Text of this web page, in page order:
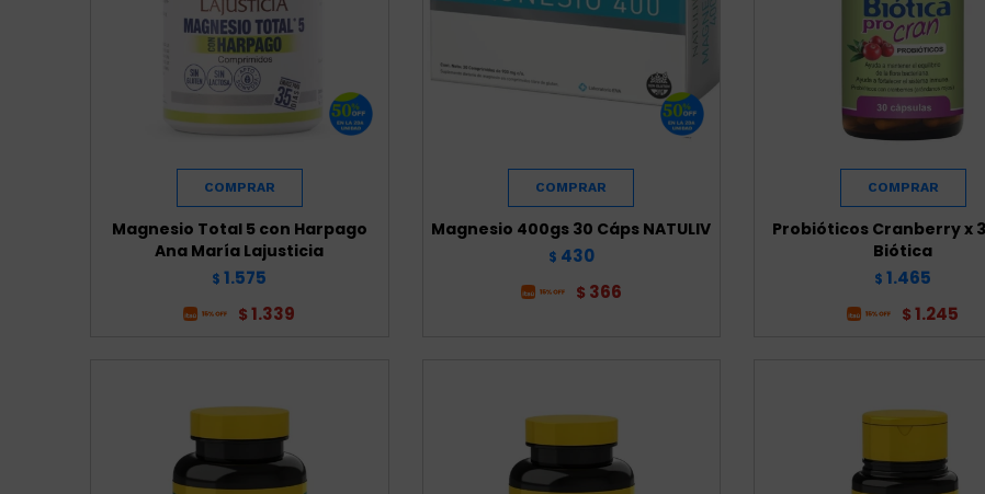
Magnesio Total 5 con Harpago
Ana María Lajusticia
$ 1.575
$ 1.339
Magnesio 400gs 30 Cáps NATULIV
$ 430
$ 366
Probióticos Cranberry x
Biótica
$ 1.465
$ 1.245